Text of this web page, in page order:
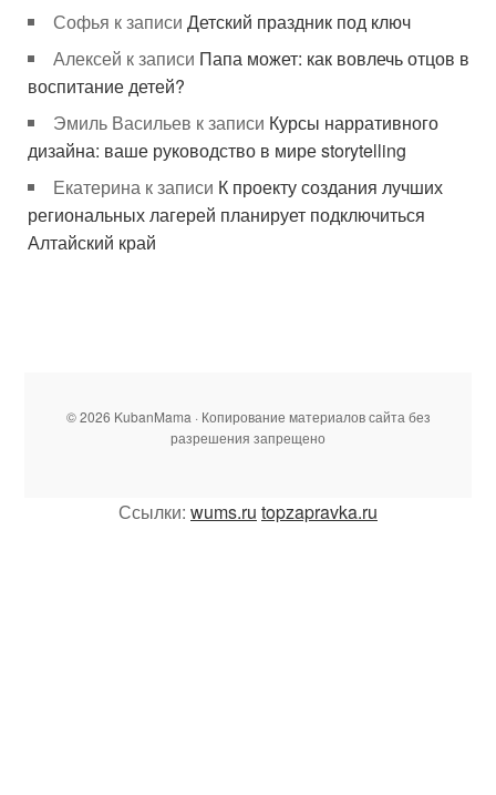
Софья к записиДетский праздник под ключ
Алексей к записи Папа может: как вовлечь отцов в
воспитание детей?
Эмиль Васильев к записи Курсы нарративного
дизайна: ваше руководство в мире storytelling
Екатерина к записи К проекту создания лучших
региональных лагерей планирует подключиться
Алтайский край
© 2026 KubanMama · Копирование материалов сайта без
разрешения запрещено
Ссылки: wums.ru topzapravka.ru